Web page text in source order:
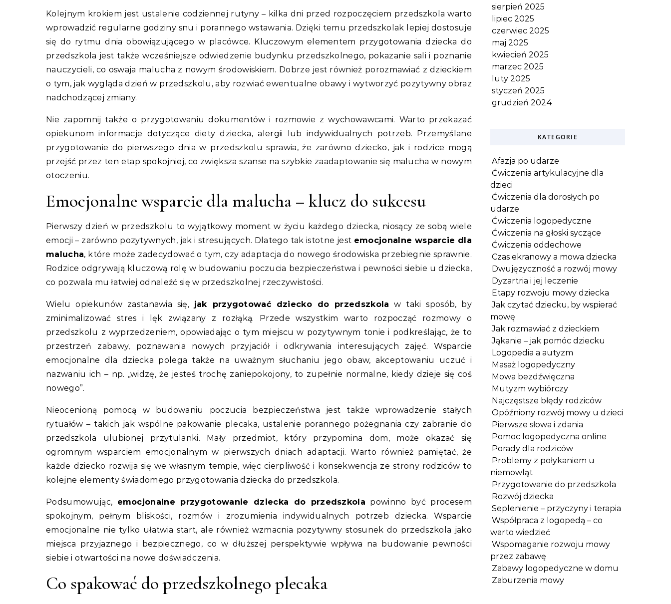
Kolejnym krokiem jest ustalenie codziennej rutyny – kilka dni przed rozpoczęciem przedszkola warto
wprowadzić regularne godziny snu i porannego wstawania. Dzięki temu przedszkolak lepiej dostosuje
się do rytmu dnia obowiązującego w placówce. Kluczowym elementem przygotowania dziecka do
przedszkola jest także wcześniejsze odwiedzenie budynku przedszkolnego, pokazanie sali i poznanie
nauczycieli, co oswaja malucha z nowym środowiskiem. Dobrze jest również porozmawiać z dzieckiem
o tym, jak wygląda dzień w przedszkolu, aby rozwiać ewentualne obawy i wytworzyć pozytywny obraz
nadchodzącej zmiany.
Nie zapomnij także o przygotowaniu dokumentów i rozmowie z wychowawcami. Warto przekazać
opiekunom informacje dotyczące diety dziecka, alergii lub indywidualnych potrzeb. Przemyślane
przygotowanie do pierwszego dnia w przedszkolu sprawia, że zarówno dziecko, jak i rodzice mogą
przejść przez ten etap spokojniej, co zwiększa szanse na szybkie zaadaptowanie się malucha w nowym
otoczeniu.
Emocjonalne wsparcie dla malucha – klucz do sukcesu
Pierwszy dzień w przedszkolu to wyjątkowy moment w życiu każdego dziecka, niosący ze sobą wiele
emocji – zarówno pozytywnych, jak i stresujących. Dlatego tak istotne jest emocjonalne wsparcie dla
malucha, które może zadecydować o tym, czy adaptacja do nowego środowiska przebiegnie sprawnie.
Rodzice odgrywają kluczową rolę w budowaniu poczucia bezpieczeństwa i pewności siebie u dziecka,
co pozwala mu łatwiej odnaleźć się w przedszkolnej rzeczywistości.
Wielu opiekunów zastanawia się, jak przygotować dziecko do przedszkola w taki sposób, by
zminimalizować stres i lęk związany z rozłąką. Przede wszystkim warto rozpocząć rozmowy o
przedszkolu z wyprzedzeniem, opowiadając o tym miejscu w pozytywnym tonie i podkreślając, że to
przestrzeń zabawy, poznawania nowych przyjaciół i odkrywania interesujących zajęć. Wsparcie
emocjonalne dla dziecka polega także na uważnym słuchaniu jego obaw, akceptowaniu uczuć i
nazwaniu ich – np. „widzę, że jesteś trochę zaniepokojony, to zupełnie normalne, kiedy dzieje się coś
nowego”.
Nieocenioną pomocą w budowaniu poczucia bezpieczeństwa jest także wprowadzenie stałych
rytuałów – takich jak wspólne pakowanie plecaka, ustalenie porannego pożegnania czy zabranie do
przedszkola ulubionej przytulanki. Mały przedmiot, który przypomina dom, może okazać się
ogromnym wsparciem emocjonalnym w pierwszych dniach adaptacji. Warto również pamiętać, że
każde dziecko rozwija się we własnym tempie, więc cierpliwość i konsekwencja ze strony rodziców to
kolejne elementy świadomego przygotowania dziecka do przedszkola.
Podsumowując, emocjonalne przygotowanie dziecka do przedszkola powinno być procesem
spokojnym, pełnym bliskości, rozmów i zrozumienia indywidualnych potrzeb dziecka. Wsparcie
emocjonalne nie tylko ułatwia start, ale również wzmacnia pozytywny stosunek do przedszkola jako
miejsca przyjaznego i bezpiecznego, co w dłuższej perspektywie wpływa na budowanie pewności
siebie i otwartości na nowe doświadczenia.
Co spakować do przedszkolnego plecaka
sierpień 2025
lipiec 2025
czerwiec 2025
maj 2025
kwiecień 2025
marzec 2025
luty 2025
styczeń 2025
grudzień 2024
KATEGORIE
Afazja po udarze
Ćwiczenia artykulacyjne dla
dzieci
Ćwiczenia dla dorosłych po
udarze
Ćwiczenia logopedyczne
Ćwiczenia na głoski syczące
Ćwiczenia oddechowe
Czas ekranowy a mowa dziecka
Dwujęzyczność a rozwój mowy
Dyzartria i jej leczenie
Etapy rozwoju mowy dziecka
Jak czytać dziecku, by wspierać
mowę
Jak rozmawiać z dzieckiem
Jąkanie – jak pomóc dziecku
Logopedia a autyzm
Masaż logopedyczny
Mowa bezdźwięczna
Mutyzm wybiórczy
Najczęstsze błędy rodziców
Opóźniony rozwój mowy u dzieci
Pierwsze słowa i zdania
Pomoc logopedyczna online
Porady dla rodziców
Problemy z połykaniem u
niemowląt
Przygotowanie do przedszkola
Rozwój dziecka
Seplenienie – przyczyny i terapia
Współpraca z logopedą – co
warto wiedzieć
Wspomaganie rozwoju mowy
przez zabawę
Zabawy logopedyczne w domu
Zaburzenia mowy